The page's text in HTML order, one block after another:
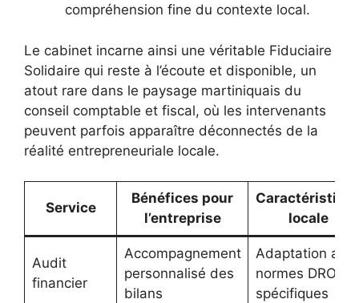
compréhension fine du contexte local.
Le cabinet incarne ainsi une véritable Fiduciaire
Solidaire qui reste à l’écoute et disponible, un
atout rare dans le paysage martiniquais du
conseil comptable et fiscal, où les intervenants
peuvent parfois apparaître déconnectés de la
réalité entrepreneuriale locale.
Service
Bénéfices pour
l’entreprise
locale
Audit
financier
Accompagnement
personnalisé des
bilans
Adaptation aux
normes DROM
spécifiques